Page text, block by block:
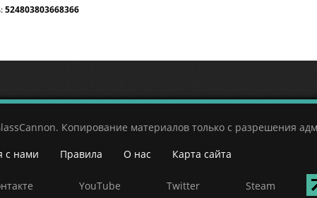
524803803668366
Копирование материалов только с разрешения
с нами
Правила О нас Карта сайта
YouTube Twitter Steam